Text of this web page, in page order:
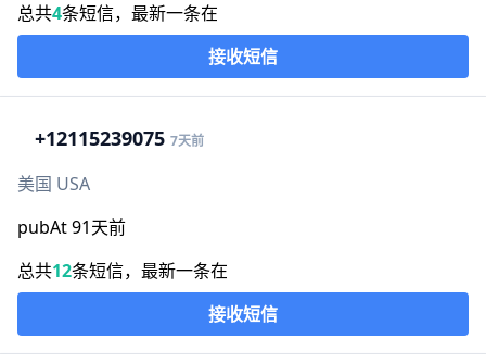
总共4条短信，最新一条在
接收短信
+12115239075 7天前
美国 USA
pubAt 91天前
总共12条短信，最新一条在
接收短信